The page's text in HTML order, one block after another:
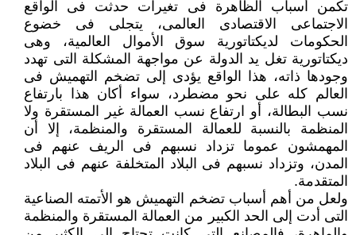
تكمن أسباب الظاهرة فى تغيرات حدثت فى الواقع
الاجتماعى الاقتصادى العالمى، يتجلى فى خضوع
الحكومات لديكتاتورية سوق الأموال العالمية، وهى
ديكتاتورية تغل يد الدولة عن مواجهة المشكلة التى تهدد
وجودها ذاته، هذا الواقع يؤدى إلى تضخم التهميش فى
العالم كله على نحو مضطرد، سواء أكان هذا بارتفاع
نسب البطالة، أو ارتفاع نسب العمالة غير المستقرة ولا
المنظمة بالنسبة للعمالة المستقرة والمنظمة، إلا أن
المهمشون عموما تزداد نسبهم فى الريف عنهم فى
المدن، وتزداد نسبهم فى البلاد المتخلفة عنهم فى البلاد
المتقدمة.
ولعل من أهم أسباب تضخم التهميش هو الأتمته الصناعية
التى أدت إلى الحد الكبير من العمالة المستقرة والمنظمة